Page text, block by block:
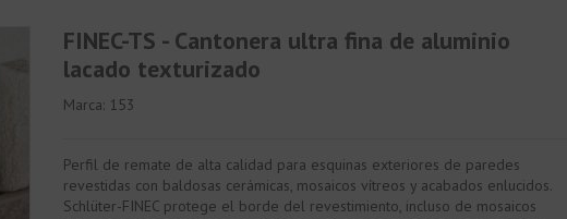
FINEC-TS - Cantonera ultra fina de aluminio
lacado texturizado
Marca: 153
Perfil de remate de alta calidad para esquinas exteriores de paredes
revestidas con baldosas cerámicas, mosaicos vítreos y acabados enlucidos.
Schlüter-FINEC protege el borde del revestimiento, incluso de mosaicos